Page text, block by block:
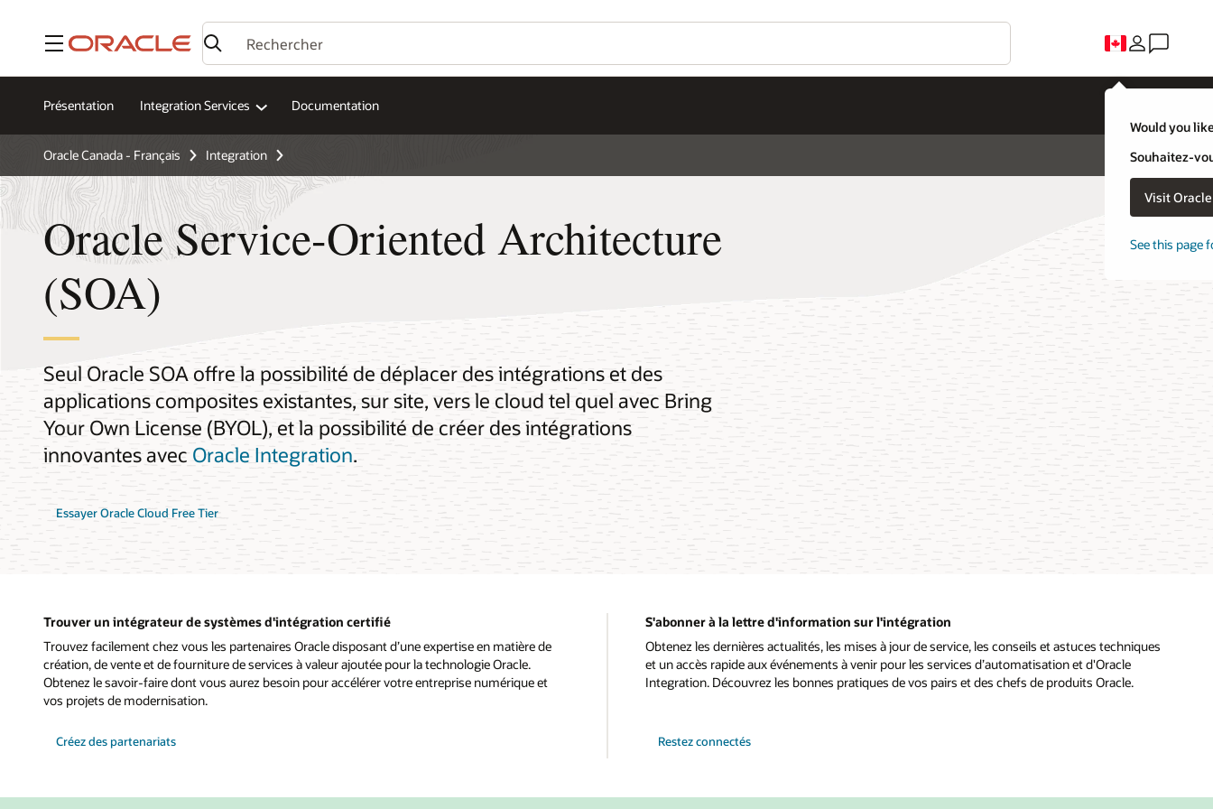
Menu
Would you
Souhaitez-
Visit
See this page
Présentation Integration Services Documentation
Oracle Canada - Français Integration
Oracle Service-Oriented Architecture
(SOA)
Seul Oracle SOA offre la possibilité de déplacer des intégrations et des
applications composites existantes, sur site, vers le cloud tel quel avec Bring
Your Own License (BYOL), et la possibilité de créer des intégrations
innovantes avec Oracle Integration.
Essayer Oracle Cloud Free Tier
Trouver un intégrateur de systèmes d'intégration certifié
Trouvez facilement chez vous les partenaires Oracle disposant d’une expertise en matière de
création, de vente et de fourniture de services à valeur ajoutée pour la technologie Oracle.
Obtenez le savoir-faire dont vous aurez besoin pour accélérer votre entreprise numérique et
vos projets de modernisation.
Créez des partenariats
S'abonner à la lettre d'information sur l'intégration
Obtenez les dernières actualités, les mises à jour de service, les conseils et astuces techniques
et un accès rapide aux événements à venir pour les services d’automatisation et d'Oracle
Integration. Découvrez les bonnes pratiques de vos pairs et des chefs de produits Oracle.
Restez connectés